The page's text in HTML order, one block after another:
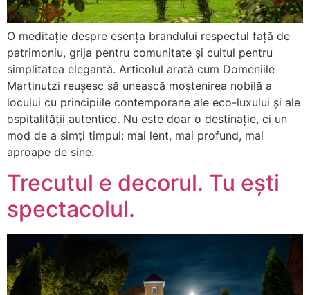
O meditație despre esența brandului respectul față de
patrimoniu, grija pentru comunitate și cultul pentru
simplitatea elegantă. Articolul arată cum Domeniile
Martinutzi reușesc să unească moștenirea nobilă a
locului cu principiile contemporane ale eco-luxului și ale
ospitalității autentice. Nu este doar o destinație, ci un
mod de a simți timpul: mai lent, mai profund, mai
aproape de sine.
Trecutul e decorul. Tu ești
spectacolul.